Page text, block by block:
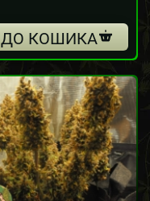
ДО КОШИКА